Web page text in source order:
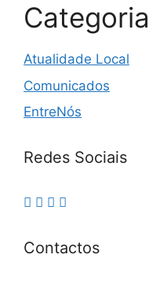
Atualidade Local
Comunicados
EntreNós
Redes Sociais
Contactos